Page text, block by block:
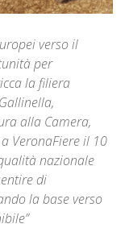
verso il
per
la filiera
alla Camera,
VeronaFiere il 10
nazionale
di
la base verso